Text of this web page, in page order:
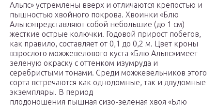
Альпс» устремлены вверх и отличаются крепостью и
пышностью хвойного покрова. Хвоинки «Блю
Альпс»представляют собой небольшие (до 1 см)
жесткие острые колючки. Годовой прирост побегов,
как правило, составляет от 0,1 до 0,2 м. Цвет кроны
взрослого можжевелового куста «Блю Альпс»имеет
зеленую окраску с оттенком изумруда и
серебристыми тонами. Среди можжевельников этого
сорта встречаются как однодомные, так и двудомные
экземпляры. В период
плодоношения пышная сизо-зеленая хвоя «Блю